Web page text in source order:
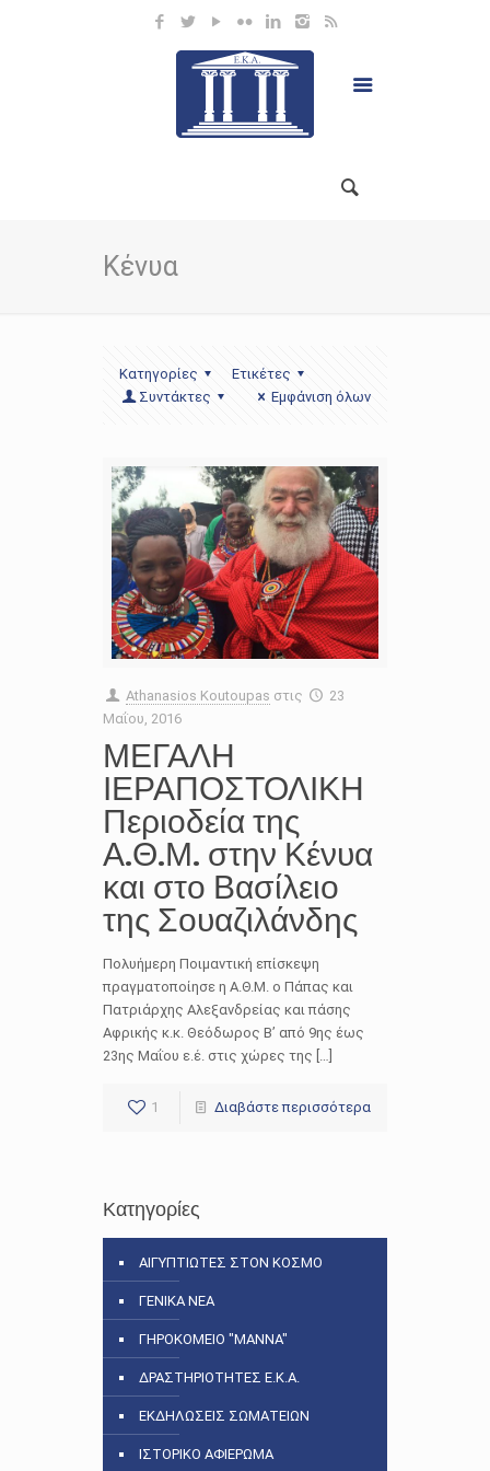
Κένυα
Κατηγορίες
Ετικέτες
Συντάκτες
Εμφάνιση όλων
Athanasios Koutoupas στις
23
Μαΐου, 2016
ΜΕΓΑΛΗ
ΙΕΡΑΠΟΣΤΟΛΙΚΗ
Περιοδεία της
Α.Θ.Μ. στην Κένυα
και στο Βασίλειο
της Σουαζιλάνδης
Πολυήμερη Ποιμαντική επίσκεψη
πραγματοποίησε η Α.Θ.Μ. ο Πάπας και
Πατριάρχης Αλεξανδρείας και πάσης
Αφρικής κ.κ. Θεόδωρος Β’ από 9ης έως
23ης Μαΐου ε.έ. στις χώρες της […]
1 Διαβάστε περισσότερα
Κατηγορίες
ΑΙΓΥΠΤΙΩΤΕΣ ΣΤΟΝ ΚΟΣΜΟ
ΓΕΝΙΚΑ ΝΕΑ
ΓΗΡΟΚΟΜΕΙΟ "ΜΑΝΝΑ"
ΔΡΑΣΤΗΡΙΟΤΗΤΕΣ Ε.Κ.Α.
ΕΚΔΗΛΩΣΕΙΣ ΣΩΜΑΤΕΙΩΝ
ΙΣΤΟΡΙΚΟ ΑΦΙΕΡΩΜΑ